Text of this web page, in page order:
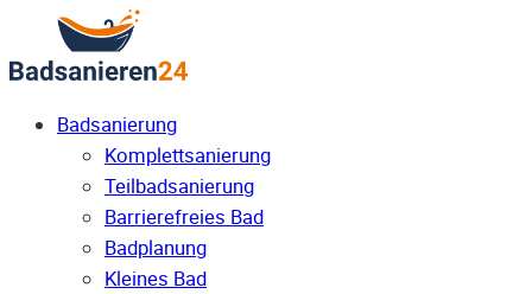
Badsanierung
Komplettsanierung
Teilbadsanierung
Barrierefreies Bad
Badplanung
Kleines Bad